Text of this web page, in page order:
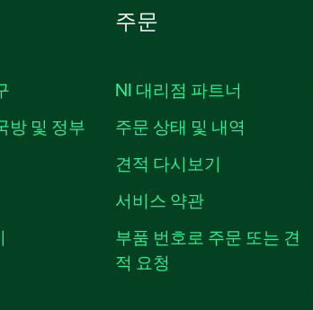
방 및 정부
주문
NI 대리점 파트너
주문 상태 및 내역
견적 다시보기
서비스 약관
부품 번호로 주문 또는 견
적 요청